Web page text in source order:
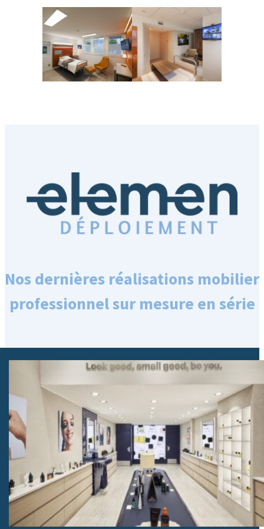
Nos dernières réalisations mobilier
professionnel sur mesure en série